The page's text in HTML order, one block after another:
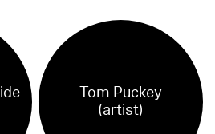
Tom Puckey
(artist)